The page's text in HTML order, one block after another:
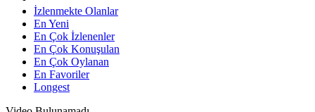
İzlenmekte Olanlar
En Yeni
En Çok İzlenenler
En Çok Konuşulan
En Çok Oylanan
En Favoriler
Longest